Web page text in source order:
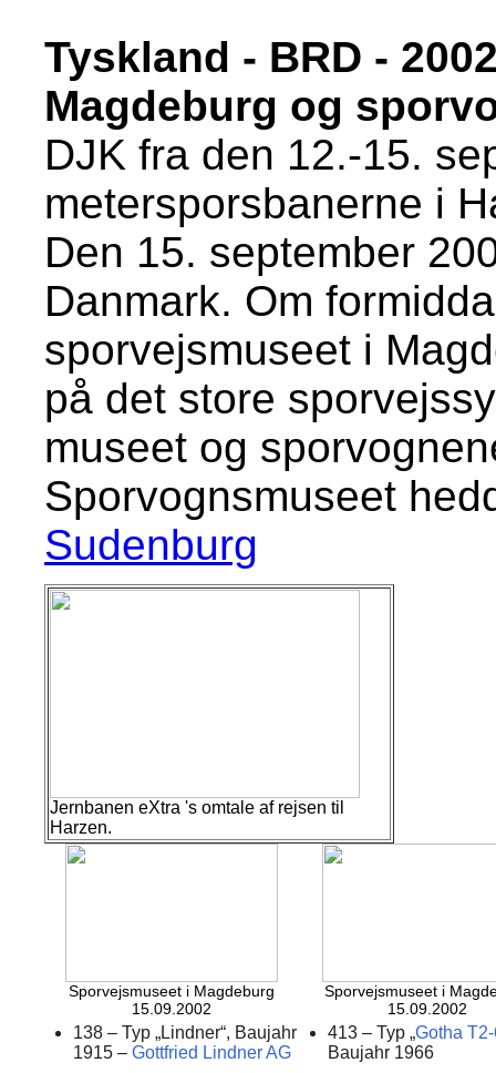
Tyskland - BRD -
Magdeburg og
DJK fra den 12.-15.
metersporsbanerne i
Den 15. september
Danmark. Om
sporvejsmuseet i
på det store
museet og
Sporvognsmuseet
Sudenburg
Jernbanen eXtra 's omtale af rejsen til
Harzen.
Sporvejsmuseet i Magdeburg
15.09.2002
138 – Typ „Lindner“, Baujahr
1915 – Gottfried Lindner AG
Sporvejsmuseet i
15.09.2002
413 – Typ „Gotha
Baujahr 1966